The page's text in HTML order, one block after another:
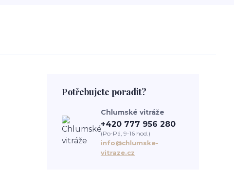
Potřebujete poradit?
Chlumské vitráže
+420 777 956 280
(Po-Pá, 9-16 hod.)
info@chlumske-
vitraze.cz